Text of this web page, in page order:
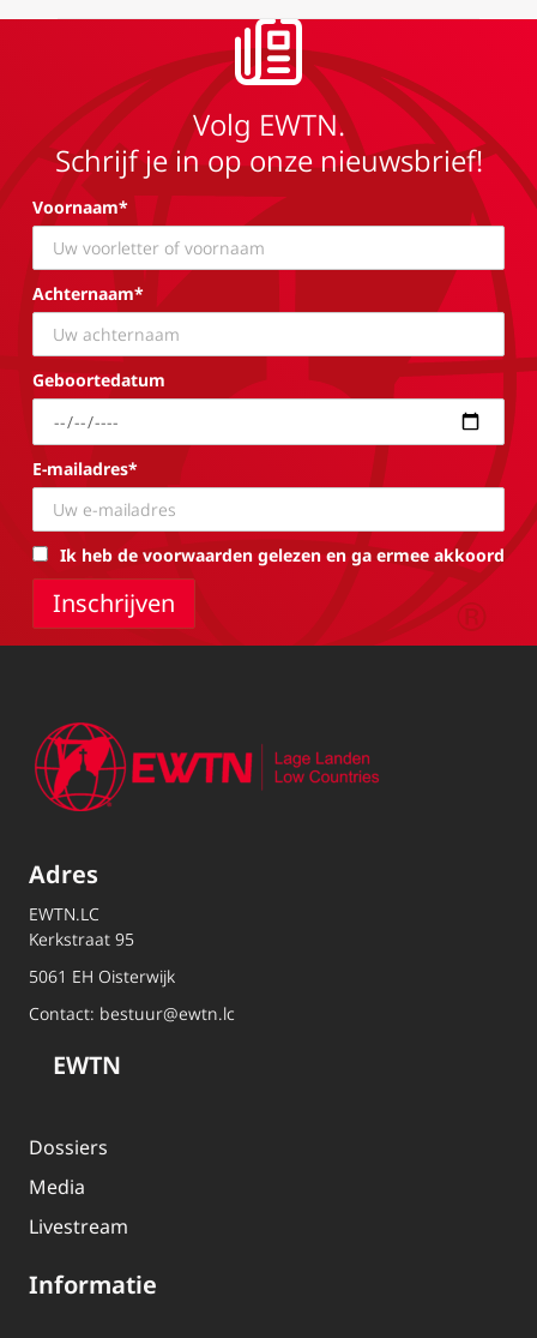
Volg EWTN.
Schrijf je in op onze nieuwsbrief!
Voornaam*
Achternaam*
Geboortedatum
E-mailadres*
Ik heb de voorwaarden gelezen en ga ermee akkoord
Adres
EWTN.LC
Kerkstraat 95
5061 EH Oisterwijk
Contact: bestuur@ewtn.lc
EWTN
Dossiers
Media
Livestream
Informatie